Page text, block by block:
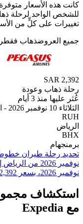
لرحلة ذهاب
على كلٍّ من الأسعار
ذهاب فقطرحلة
وعودة
3 أيام
مجموعة